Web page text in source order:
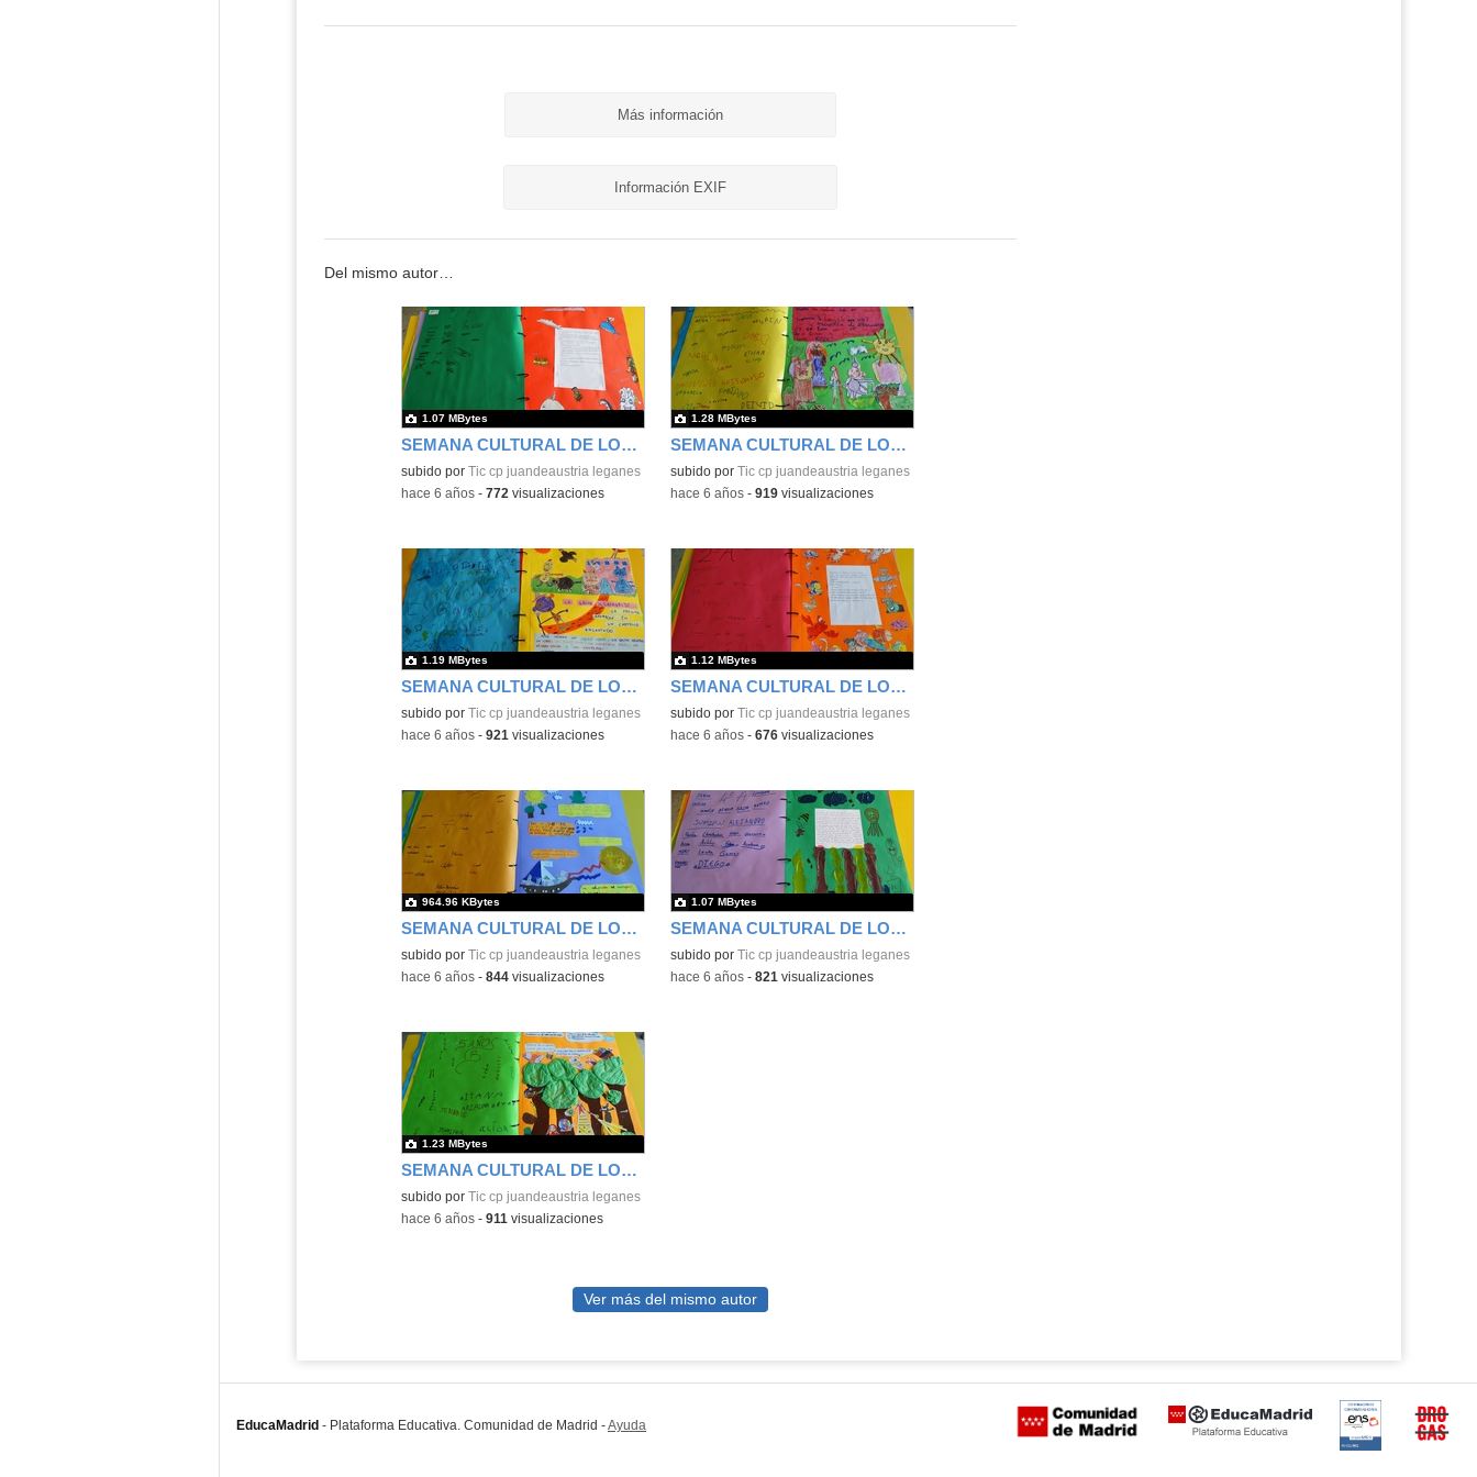
Más información
Información EXIF
Del mismo autor…
SEMANA CULTURAL DE LOS CUENTOS 42
subido por Tic cp juandeaustria leganes
1.07 MBytes
-hace 6 años- 772 visualizaciones
SEMANA CULTURAL DE LOS CUENTOS 43
subido por Tic cp juandeaustria leganes
1.28 MBytes
-hace 6 años- 919visualizaciones
SEMANA CULTURAL DE LOS CUENTOS 44
subido por Tic cp juandeaustria leganes
1.19 MBytes
-hace 6 años- 921 visualizaciones
SEMANA CULTURAL DE LOS CUENTOS 45
subido por Tic cp juandeaustria leganes
1.12 MBytes
-hace 6 años- 676visualizaciones
SEMANA CULTURAL DE LOS CUENTOS 46
subido por Tic cp juandeaustria leganes
964.96 KBytes
-hace 6 años- 844visualizaciones
SEMANA CULTURAL DE LOS CUENTOS 47
subido por Tic cp juandeaustria leganes
1.07 MBytes
-hace 6 años- 821 visualizaciones
SEMANA CULTURAL DE LOS CUENTOS 48
subido por Tic cp juandeaustria leganes
1.23 MBytes
-hace 6 años- 911 visualizaciones
Ver más del mismo autor
EducaMadrid - Plataforma Educativa. Comunidad de Madrid -Ayuda Certificación Buzón